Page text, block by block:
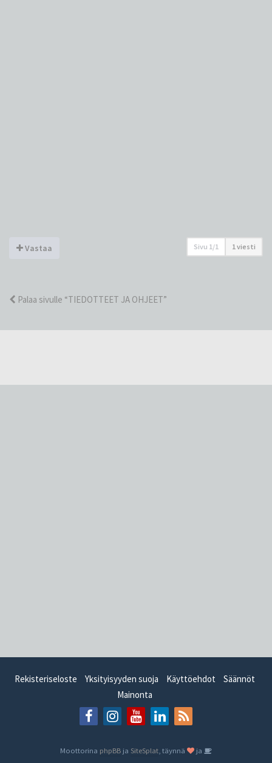
Vastaa Sivu 1/1 1 viesti
Palaa sivulle “TIEDOTTEET JA OHJEET”
Rekisteriseloste Yksityisyyden suoja Käyttöehdot
Säännöt
Mainonta
Moottorina phpBB ja SiteSplat , täynnä ja